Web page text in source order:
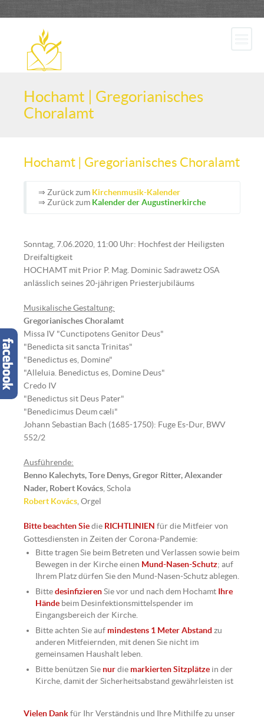
Hochamt | Gregorianisches
Choralamt
Hochamt | Gregorianisches Choralamt
⇒ Zurück zum Kirchenmusik-Kalender
⇒ Zurück zum Kalender der Augustinerkirche
Sonntag, 7.06.2020, 11:00 Uhr: Hochfest der Heiligsten
Dreifaltigkeit
HOCHAMT mit Prior P. Mag. Dominic Sadrawetz OSA
anlässlich seines 20-jährigen Priesterjubiläums
Musikalische Gestaltung:
Gregorianisches Choralamt
Missa IV "Cunctipotens Genitor Deus"
"Benedicta sit sancta Trinitas"
"Benedictus es, Domine"
"Alleluia. Benedictus es, Domine Deus"
Credo IV
"Benedictus sit Deus Pater"
"Benedicimus Deum cæli"
Johann Sebastian Bach (1685-1750): Fuge Es-Dur, BWV
552/2
Ausführende:
Benno Kalechyts, Tore Denys, Gregor Ritter, Alexander
Nader, Robert Kovács , Schola
Robert Kovács , Orgel
Bitte beachten Siedie RICHTLINIEN für die Mitfeier von
Gottesdiensten in Zeiten der Corona-Pandemie:
Bitte tragen Sie beim Betreten und Verlassen sowie beim
Bewegen in der Kirche einen Mund-Nasen-Schutz; auf
Ihrem Platz dürfen Sie den Mund-Nasen-Schutz ablegen.
BittedesinfizierenSie vor und nach dem Hochamt Ihre
Hände beim Desinfektionsmittelspender im
Eingangsbereich der Kirche.
Bitte achten Sie auf mindestens 1 Meter Abstand zu
anderen Mitfeiernden, mit denen Sie nicht im
gemeinsamen Haushalt leben.
Bitte benützen Sie nurdie markierten Sitzplätze in der
Kirche, damit der Sicherheitsabstand gewährleisten ist
Vielen Dankfür Ihr Verständnis und Ihre Mithilfe zu unser